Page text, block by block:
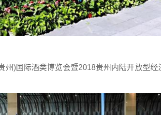
州)国际酒类博览会暨2018贵州内陆开放型